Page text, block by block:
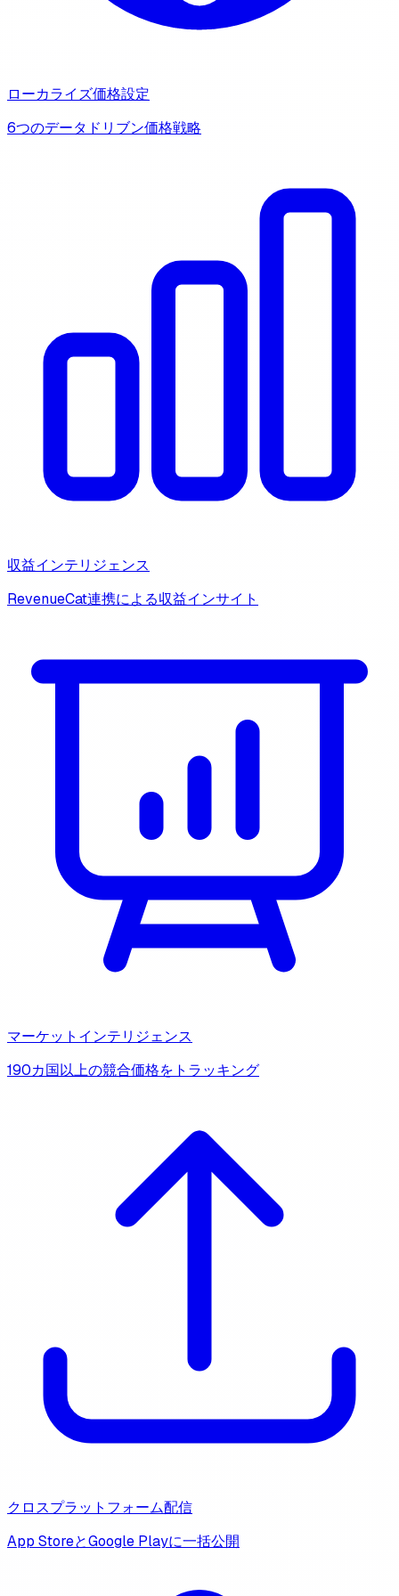
ローカライズ価格設定
6つのデータドリブン価格戦略
収益インテリジェンス
RevenueCat連携による収益インサイト
マーケットインテリジェンス
190カ国以上の競合価格をトラッキング
クロスプラットフォーム配信
App StoreとGoogle Playに一括公開